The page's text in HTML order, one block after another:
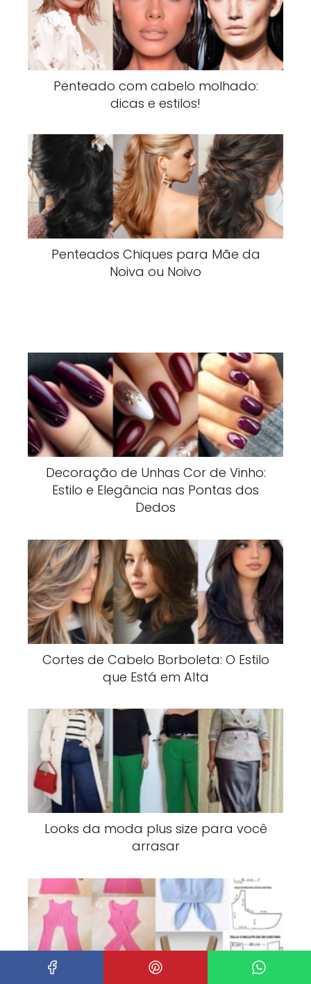
Penteado com cabelo molhado:
dicas e estilos!
Penteados Chiques para Mãe da
Noiva ou Noivo
Decoração de Unhas Cor de Vinho:
Estilo e Elegância nas Pontas dos
Dedos
Cortes de Cabelo Borboleta: O Estilo
que Está em Alta
Looks da moda plus size para você
arrasar